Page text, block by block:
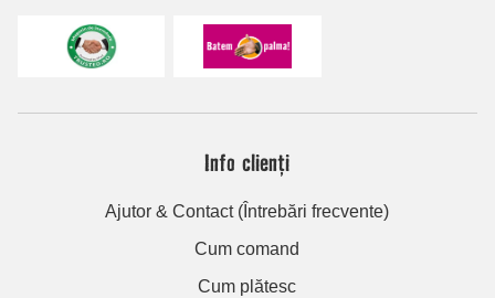
Info clienți
Ajutor & Contact (Întrebări frecvente)
Cum comand
Cum plătesc